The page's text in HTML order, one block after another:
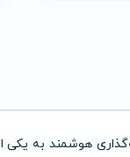
هوشمند به یکی